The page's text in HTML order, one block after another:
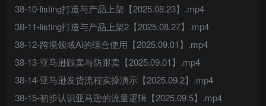
38-10-listing打造与产品上架【2025.08.23】.mp4
38-11-listing打造与产品上架2【2025.08.27】.mp4
38-12-跨境领域Ai的综合使用【2025.09.01】.mp4
38-13-亚马逊跟卖与防跟卖【2025.09.01】.mp4
38-14-亚马逊发货流程实操演示【2025.09.2】.mp4
38-15-初步认识亚马逊的流量逻辑【2025.09.5】.mp4